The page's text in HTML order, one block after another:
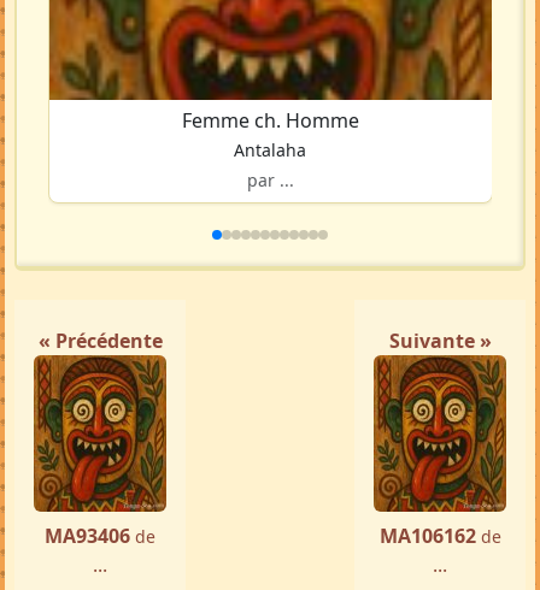
Femme ch. Homme
Antalaha
par ...
« Précédente
MA93406 de
...
Suivante »
MA106162 de
...